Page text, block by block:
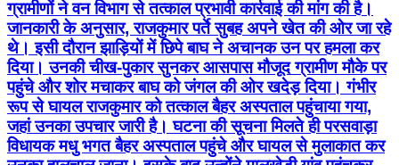
ग्रामीणों ने वन विभाग से तत्काल प्रभावी कार्रवाई की मांग की है।
जानकारी के अनुसार, राजकुमार पर्ते सुबह अपने खेत की ओर जा रहे
थे। इसी दौरान झाड़ियों में छिपे बाघ ने अचानक उन पर हमला कर
दिया। उनकी चीख-पुकार सुनकर आसपास मौजूद ग्रामीण मौके पर
पहुंचे और शोर मचाकर बाघ को जंगल की ओर खदेड़ दिया। गंभीर
रूप से घायल राजकुमार को तत्काल बैहर अस्पताल पहुंचाया गया,
जहां उनका उपचार जारी है। घटना की सूचना मिलते ही परसवाड़ा
विधायक मधु भगत बैहर अस्पताल पहुंचे और घायल से मुलाकात कर